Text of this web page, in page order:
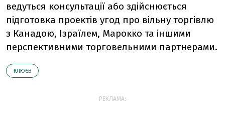
ведуться консультації або здійснюється
підготовка проектів угод про вільну торгівлю
з Канадою, Ізраїлем, Марокко та іншими
перспективними торговельними партнерами.
КЛЮЄВ
РЕКЛАМА: